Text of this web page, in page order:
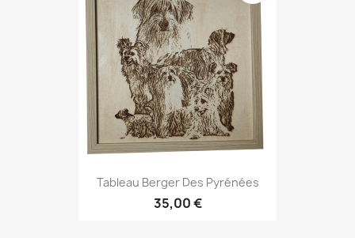
Tableau Berger Des Pyrénées
35,00 €